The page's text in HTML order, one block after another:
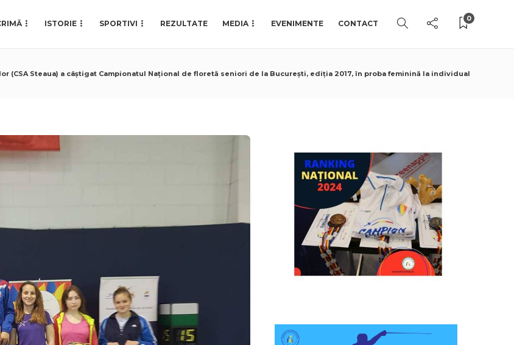
ISTORIE SPORTIVI REZULTATE MEDIA EVENIMENTE CONTACT
0
(CSA Steaua) a câștigat Campionatul Național de floretă seniori de la București, ediția 2017, în proba feminină la individual